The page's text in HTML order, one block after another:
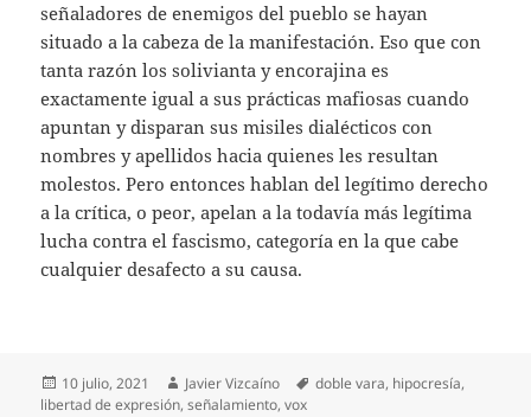
señaladores de enemigos del pueblo se hayan
situado a la cabeza de la manifestación. Eso que con
tanta razón los solivianta y encorajina es
exactamente igual a sus prácticas mafiosas cuando
apuntan y disparan sus misiles dialécticos con
nombres y apellidos hacia quienes les resultan
molestos. Pero entonces hablan del legítimo derecho
a la crítica, o peor, apelan a la todavía más legítima
lucha contra el fascismo, categoría en la que cabe
cualquier desafecto a su causa.
Publicado
el
10 julio, 2021 Autor
Javier Vizcaíno Etiquetas
doble vara, hipocresía,
libertad de expresión,señalamiento,vox